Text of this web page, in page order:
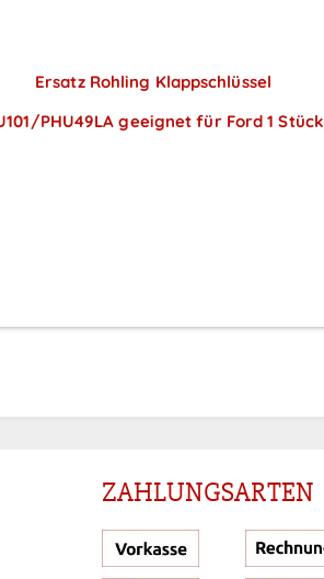
Ersatz Rohling Klappschlüssel
PHU49LA geeignet für Ford 1 Stück
ZAHLUNGSARTEN